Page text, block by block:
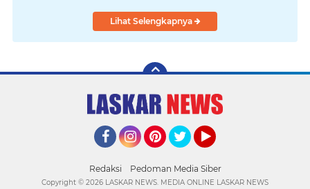
Lihat Selengkapnya
Redaksi Pedoman Media Siber
Copyright © 2026 LASKAR NEWS. MEDIA ONLINE LASKAR NEWS